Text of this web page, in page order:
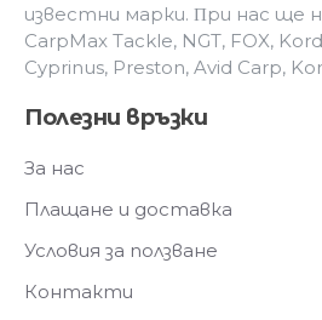
известни марки. Πpи нac
CarpMax Tackle, NGT, FOX,
Cyprinus, Preston, Avid Carp,
Полезни връзки
За нас
Плащане и доставка
Условия за ползване
Контакти